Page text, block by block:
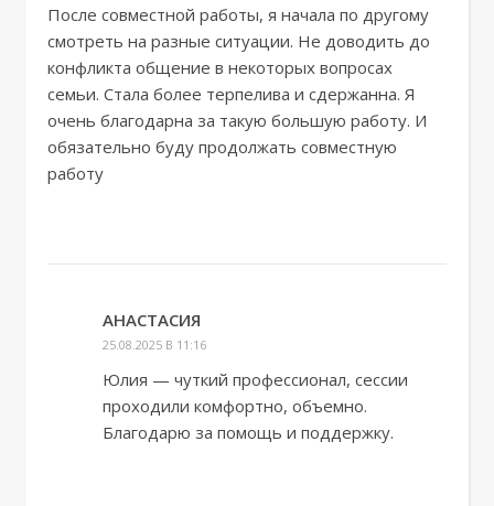
После совместной работы, я начала по другому
смотреть на разные ситуации. Не доводить до
конфликта общение в некоторых вопросах
семьи. Стала более терпелива и сдержанна. Я
очень благодарна за такую большую работу. И
обязательно буду продолжать совместную
работу
АНАСТАСИЯ
25.08.2025 В 11:16
Юлия — чуткий профессионал, сессии
проходили комфортно, объемно.
Благодарю за помощь и поддержку.